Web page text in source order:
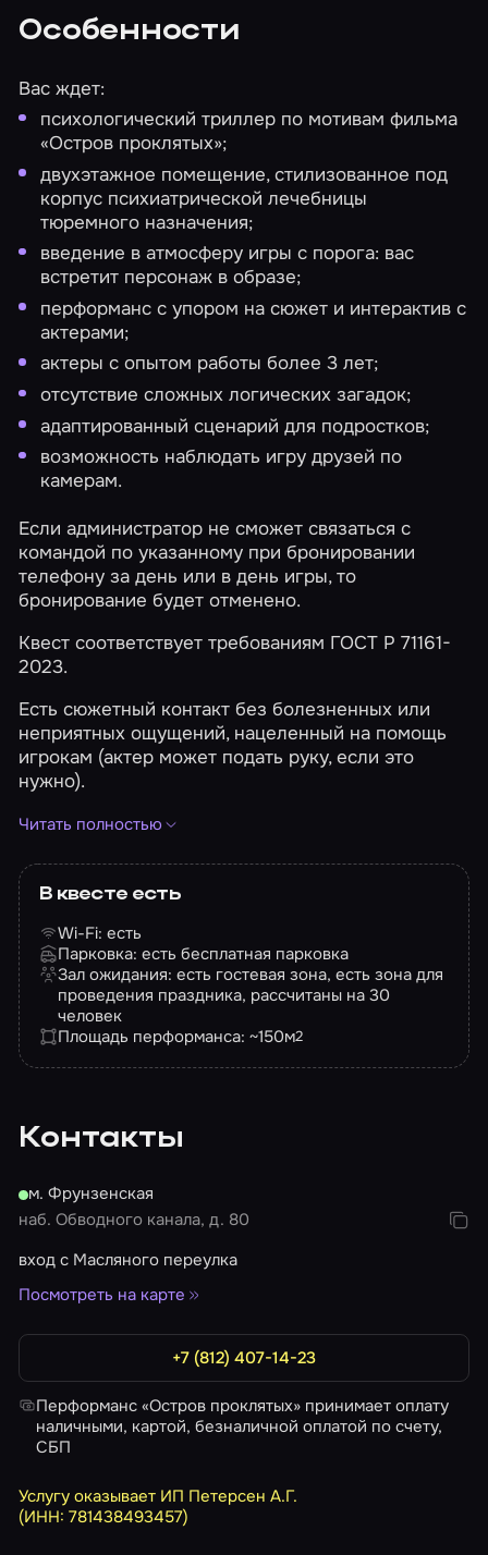
Особенности
Вас ждет:
психологический триллер по мотивам фильма
«Остров проклятых»;
двухэтажное помещение, стилизованное под
корпус психиатрической лечебницы
тюремного назначения;
введение в атмосферу игры с порога: вас
встретит персонаж в образе;
перформанс с упором на сюжет и интерактив с
актерами;
актеры с опытом работы более 3 лет;
отсутствие сложных логических загадок;
адаптированный сценарий для подростков;
возможность наблюдать игру друзей по
камерам.
Если администратор не сможет связаться с
командой по указанному при бронировании
телефону за день или в день игры, то
бронирование будет отменено.
Квест соответствует требованиям ГОСТ Р 71161-
2023.
Есть сюжетный контакт без болезненных или
неприятных ощущений, нацеленный на помощь
игрокам (актер может подать руку, если это
нужно).
Ранее в помещениях этого квеста проходили
«Лебенсборн».
Квест нельзя проходить людям с астмой и
эпилепсией. Запрещено посещение
перформанса в состоянии алкогольного или
другого опьянения. В случае неадекватного и
агрессивного поведения персонал вправе
отказать команде в прохождении проекта.
Фотографии игроков: организатор бесплатно
дней.
Видео прохождения квеста: есть возможность
1700 ₽).
Читать полностью
В квесте есть
Wi-Fi: есть
Парковка: есть бесплатная парковка
Зал ожидания: есть гостевая зона, есть зона для
проведения праздника, рассчитаны на 30
человек
Площадь перформанса: ~150м2
Контакты
м. Фрунзенская
наб. Обводного канала, д. 80
вход с Масляного переулка
Посмотреть на карте
+7 (812) 407-14-23
Перформанс «Остров проклятых» принимает оплату
наличными, картой, безналичной оплатой по счету,
СБП
Услугу оказывает ИП Петерсен А.Г.
(ИНН: 781438493457)